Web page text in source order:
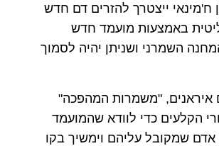
ח'מינאי ייצטרך להזרים דם חדש
באמצעות מועמד חדש
השמרני ושניתן יהיה לסמוך
איראנים, "משמרות המהפכה"
הקלעים כדי לוודא שהמועמד
אדם שמקובל עליהם וימשיך בקו